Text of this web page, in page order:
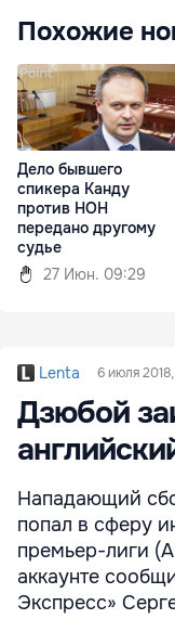
Похожие
Дело бывшего
спикера Канду
против НОН
передано другому
судье
27 Июн. 09:29
Lenta 6 июля
Дзюбой
Нападающий
попал в сферу
премьер-лиги
аккаунте
Экспресс»